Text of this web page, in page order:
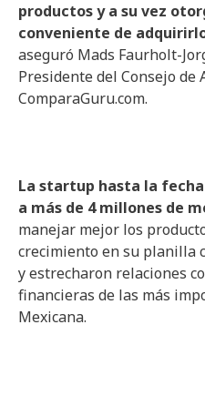
productos y a su vez
conveniente de
aseguró Mads Faurholt-
Presidente del Consejo de
ComparaGuru.com.
La startup hasta la
a más de 4 millones de
manejar mejor los
crecimiento en su planilla
y estrecharon relaciones
financieras de las más
Mexicana.